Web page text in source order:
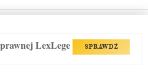
LexLege SPRAWDŹ